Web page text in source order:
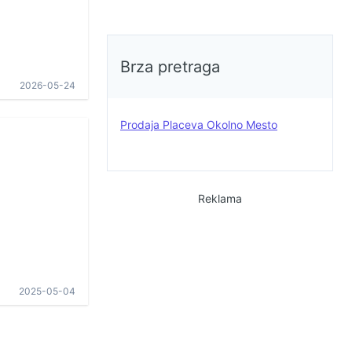
2026-05-24
2025-05-04
Brza pretraga
Prodaja Placeva Okolno Mesto
Reklama